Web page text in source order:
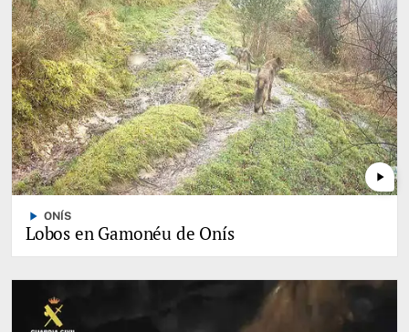
play_arrow
play_arrow ONÍS
Lobos en Gamonéu de Onís